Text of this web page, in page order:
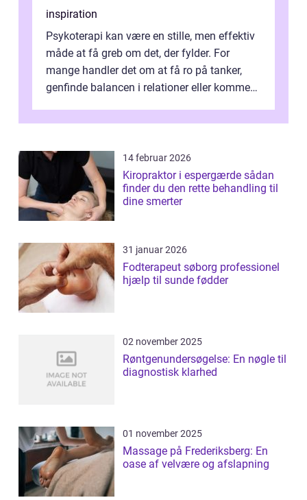
inspiration
Psykoterapi kan være en stille, men effektiv
måde at få greb om det, der fylder. For
mange handler det om at få ro på tanker,
genfinde balancen i relationer eller komme
14 februar 2026
Kiropraktor i espergærde sådan
finder du den rette behandling til
dine smerter
31 januar 2026
Fodterapeut søborg professionel
hjælp til sunde fødder
02 november 2025
Røntgenundersøgelse: En nøgle til
diagnostisk klarhed
01 november 2025
Massage på Frederiksberg: En
oase af velvære og afslapning